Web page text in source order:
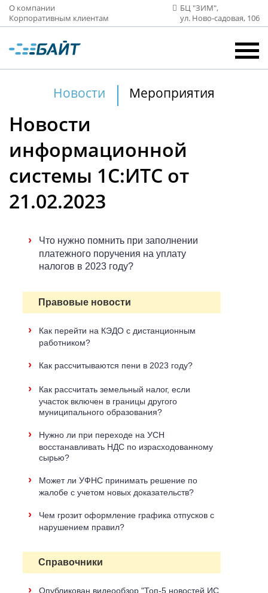
О компании
Корпоративным клиентам
БЦ "ЗИМ",
ул. Ново‑садовая, 106
Новости Мероприятия
Новости
информационной
системы 1С:ИТС от
21.02.2023
›
Что нужно помнить при заполнении
платежного поручения на уплату
налогов в 2023 году?
Правовые новости
›
Как перейти на КЭДО с дистанционным
работником?
› Как рассчитываются пени в 2023 году?
›
Как рассчитать земельный налог, если
участок включен в границы другого
муниципального образования?
›
Нужно ли при переходе на УСН
восстанавливать НДС по израсходованному
сырью?
›
Может ли УФНС принимать решение по
жалобе с учетом новых доказательств?
›
Чем грозит оформление графика отпусков с
нарушением правил?
Справочники
›
Опубликован видеообзор "Топ-5 новостей ИС